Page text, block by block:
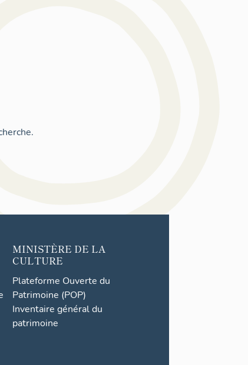
MINISTÈRE DE LA
CULTURE
Plateforme Ouverte du
Patrimoine (POP)
Inventaire général du
patrimoine